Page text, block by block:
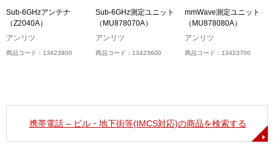
Sub-6GHzアンテナ
（Z2040A）
アンリツ
商品コード：13423800
Sub-6GHz測定ユニット
（MU878070A）
アンリツ
商品コード：13423600
mmWave測定ユニット
（MU878080A）
アンリツ
商品コード：13423700
携帯電話 – ビル・地下街等(IMCS対応)の商品を検索する